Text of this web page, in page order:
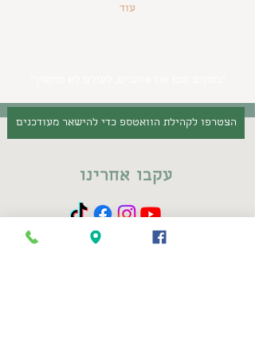
עוד
עקבו אחרינו
הצטרפו לקהילת הוואטספ כדי להישאר מעודכנים